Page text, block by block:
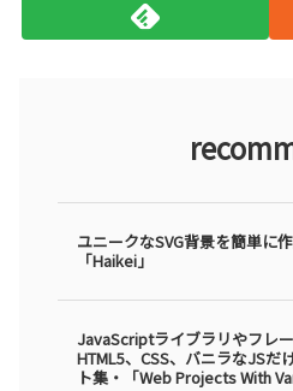
ユニークなSVG背景を簡単に
「Haikei」
JavaScriptライブラリやフレ
HTML5、CSS、バニラなJSだ
ト集・「Web Projects With